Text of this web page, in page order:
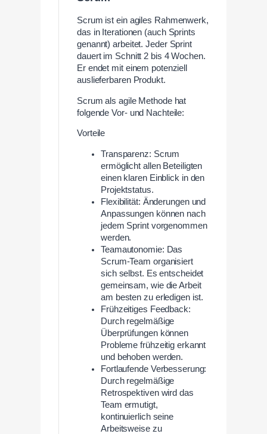
Scrum ist ein agiles Rahmenwerk,
das in Iterationen (auch Sprints
genannt) arbeitet. Jeder Sprint
dauert im Schnitt 2 bis 4 Wochen.
Er endet mit einem potenziell
auslieferbaren Produkt.
Scrum als agile Methode hat
folgende Vor- und Nachteile:
Vorteile
Transparenz: Scrum
ermöglicht allen Beteiligten
einen klaren Einblick in den
Projektstatus.
Flexibilität: Änderungen und
Anpassungen können nach
jedem Sprint vorgenommen
werden.
Teamautonomie: Das
Scrum-Team organisiert
sich selbst. Es entscheidet
gemeinsam, wie die Arbeit
am besten zu erledigen ist.
Frühzeitiges Feedback:
Durch regelmäßige
Überprüfungen können
Probleme frühzeitig erkannt
und behoben werden.
Fortlaufende Verbesserung:
Durch regelmäßige
Retrospektiven wird das
Team ermutigt,
kontinuierlich seine
Arbeitsweise zu